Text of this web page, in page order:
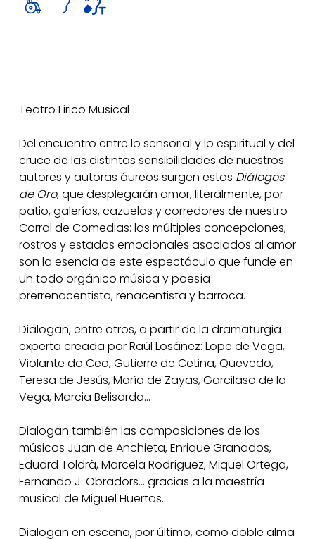
Teatro Lírico Musical
Del encuentro entre lo sensorial y lo espiritual y del
cruce de las distintas sensibilidades de nuestros
autores y autoras áureos surgen estos Diálogos
de Oro, que desplegarán amor, literalmente, por
patio, galerías, cazuelas y corredores de nuestro
Corral de Comedias: las múltiples concepciones,
rostros y estados emocionales asociados al amor
son la esencia de este espectáculo que funde en
un todo orgánico música y poesía
prerrenacentista, renacentista y barroca.
Dialogan, entre otros, a partir de la dramaturgia
experta creada por Raúl Losánez: Lope de Vega,
Violante do Ceo, Gutierre de Cetina, Quevedo,
Teresa de Jesús, María de Zayas, Garcilaso de la
Vega, Marcia Belisarda…
Dialogan también las composiciones de los
músicos Juan de Anchieta, Enrique Granados,
Eduard Toldrà, Marcela Rodríguez, Miquel Ortega,
Fernando J. Obradors… gracias a la maestría
musical de Miguel Huertas.
Dialogan en escena, por último, como doble alma